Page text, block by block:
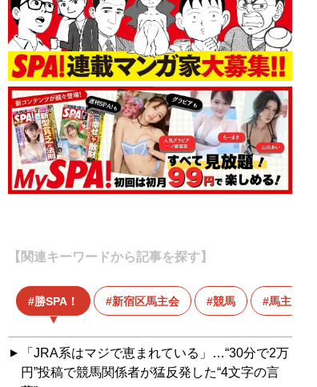
【関連キーワードから記事を探す】
勝SPA！ 新宿区馬主会 競馬 馬主
「JRA系はマジで恵まれている」…“30分で2万
円”投稿で競馬関係者が猛反発した“4文字の言